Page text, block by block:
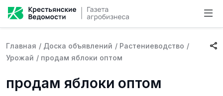
Главная / Доска объявлений / Растениеводство /
Урожай / продам яблоки оптом
продам яблоки оптом